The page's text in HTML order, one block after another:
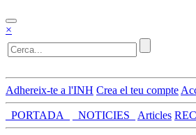
×
Adhereix-te a l'INH Crea el teu compte
_PORTADA_ _NOTICIES_ Articles